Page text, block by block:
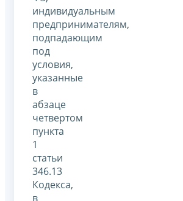
индивидуальным
предпринимателям,
подпадающим
под
условия,
указанные
в
абзаце
четвертом
пункта
1
статьи
346.13
Кодекса,
в